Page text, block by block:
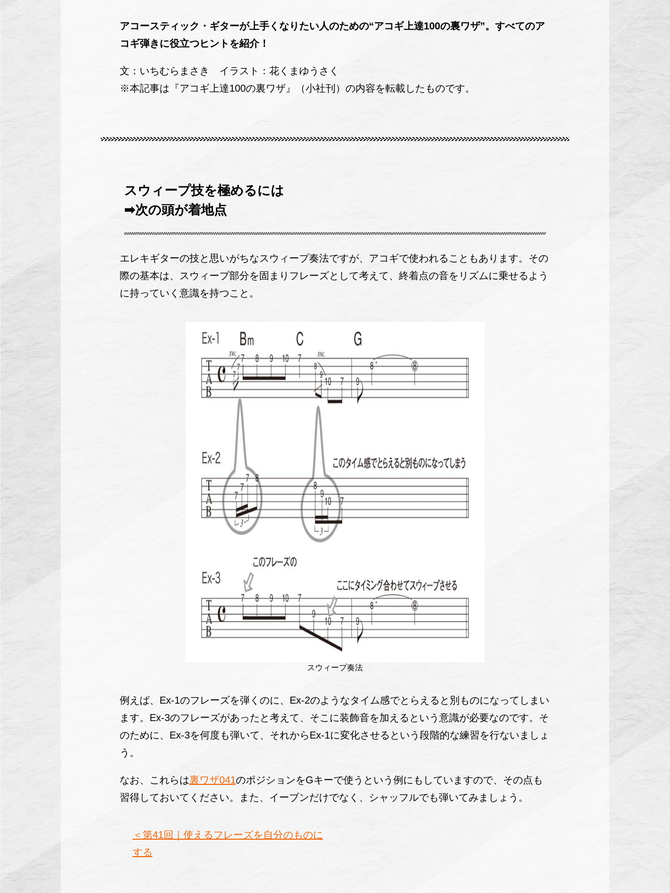
アコースティック・ギターが上手くなりたい人のための“アコギ上達100の裏ワザ”。すべてのア
コギ弾きに役立つヒントを紹介！
文：いちむらまさき イラスト：花くまゆうさく
※本記事は『アコギ上達100の裏ワザ』（小社刊）の内容を転載したものです。
スウィープ技を極めるには
➡次の頭が着地点
エレキギターの技と思いがちなスウィープ奏法ですが、アコギで使われることもあります。その
際の基本は、スウィープ部分を固まりフレーズとして考えて、終着点の音をリズムに乗せるよう
に持っていく意識を持つこと。
スウィープ奏法
例えば、Ex-1のフレーズを弾くのに、Ex-2のようなタイム感でとらえると別ものになってしまい
ます。Ex-3のフレーズがあったと考えて、そこに装飾音を加えるという意識が必要なのです。そ
のために、Ex-3を何度も弾いて、それからEx-1に変化させるという段階的な練習を行ないましょ
う。
なお、これらは裏ワザ041のポジションをGキーで使うという例にもしていますので、その点も
習得しておいてください。また、イーブンだけでなく、シャッフルでも弾いてみましょう。
＜第41回｜使えるフレーズを自分のものに
する